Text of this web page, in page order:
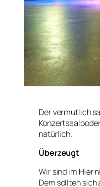
Der vermutlich
natürlich.
Überzeugt
Wir sind im Hier
Dem sollten sich